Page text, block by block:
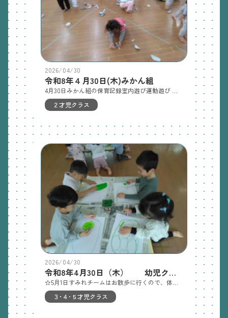
2026/04/30
令和8年４月30日(木)みかん組
２才児クラス
2026/04/30
令和8年4月30日（木） 幼児クラス
３･４･５才児クラス